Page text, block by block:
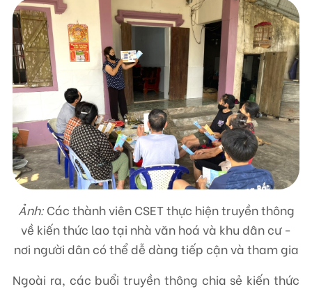
Ảnh: Các thành viên CSET thực hiện truyền thông
về kiến thức lao tại nhà văn hoá và khu dân cư -
nơi người dân có thể dễ dàng tiếp cận và tham gia
Ngoài ra, các buổi truyền thông chia sẻ kiến thức